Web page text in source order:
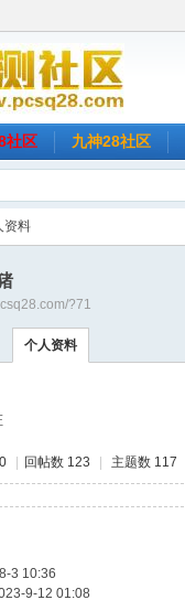
社区 九神28社区
资料
?71
个人资料
回帖数 123 主题数 117
3 10:36
9-12 01:08